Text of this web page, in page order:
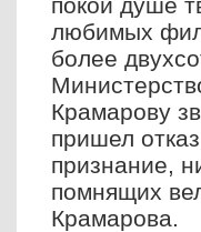
любимых
более
Крамарову
пришел
признание,
помнящих
Крамарова.